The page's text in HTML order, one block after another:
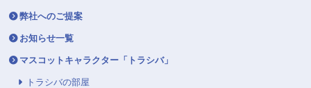
弊社へのご提案
お知らせ一覧
マスコットキャラクター「トラシバ」
トラシバの部屋